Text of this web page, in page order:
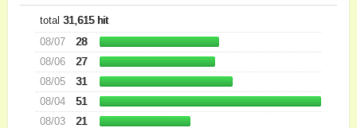
total 31,615 hit
08/07
28
08/06
27
08/05
31
08/04
51
08/03
21